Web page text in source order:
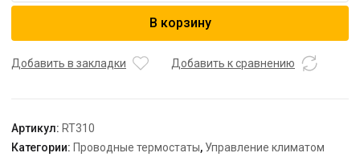
Терморегулятор
В корзину
Добавить в закладки Добавить к сравнению
Артикул: RT310
Категории: Проводные термостаты, Управление климатом